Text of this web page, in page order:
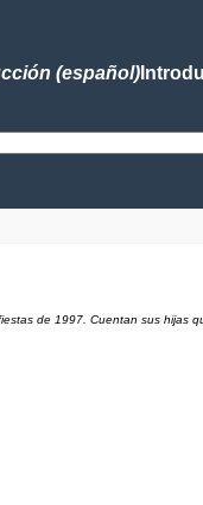
(español)
de 1997. Cuentan sus hijas